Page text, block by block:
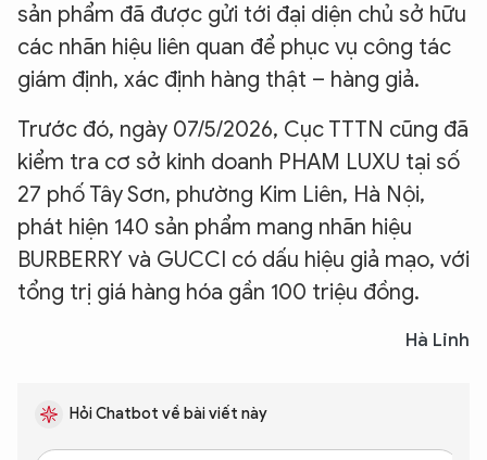
sản phẩm đã được gửi tới đại diện chủ sở hữu
các nhãn hiệu liên quan để phục vụ công tác
giám định, xác định hàng thật – hàng giả.
Trước đó, ngày 07/5/2026, Cục TTTN cũng đã
kiểm tra cơ sở kinh doanh PHAM LUXU tại số
27 phố Tây Sơn, phường Kim Liên, Hà Nội,
phát hiện 140 sản phẩm mang nhãn hiệu
BURBERRY và GUCCI có dấu hiệu giả mạo, với
tổng trị giá hàng hóa gần 100 triệu đồng.
Hà Linh
Hỏi Chatbot về bài viết này